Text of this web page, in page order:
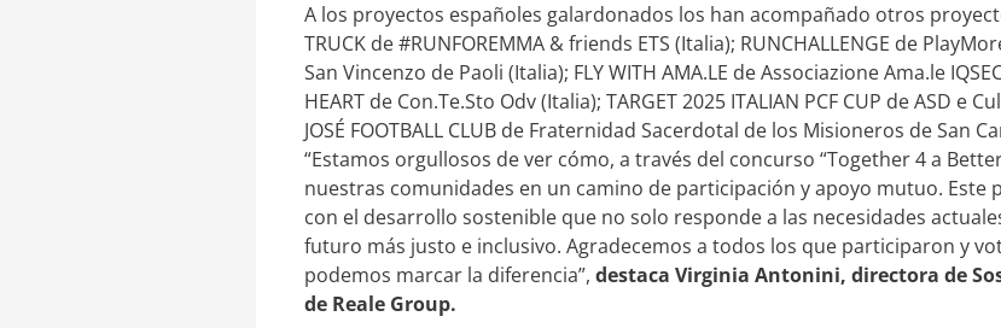
A los proyectos españoles galardonados los han acompañado otros
TRUCK de #RUNFOREMMA & friends ETS (Italia); RUNCHALLENGE de
San Vincenzo de Paoli (Italia); FLY WITH AMA.LE de Associazione Ama.le
HEART de Con.Te.Sto Odv (Italia); TARGET 2025 ITALIAN PCF CUP de ASD e
JOSÉ FOOTBALL CLUB de Fraternidad Sacerdotal de los Misioneros de San
“Estamos orgullosos de ver cómo, a través del concurso “Together 4 a
nuestras comunidades en un camino de participación y apoyo mutuo.
con el desarrollo sostenible que no solo responde a las necesidades
futuro más justo e inclusivo. Agradecemos a todos los que participaron y
podemos marcar la diferencia”, destaca Virginia Antonini, directora de
de Reale Group.